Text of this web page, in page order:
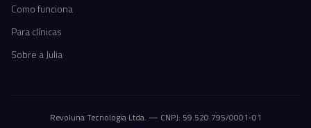
Como funciona
Para clínicas
Sobre a Julia
Revoluna Tecnologia Ltda. — CNPJ: 59.520.795/0001-01